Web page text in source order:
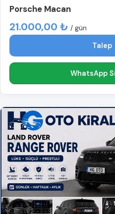
Porsche Macan
21.000,00 ₺ / gün
Talep
WhatsApp